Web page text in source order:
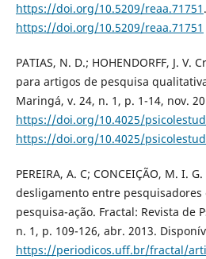
https://doi.org/10.5209/reaa.71751
https://doi.org/10.5209/reaa.71751
PATIAS, N. D.; HOHENDORFF, J.
para artigos de pesquisa
Maringá, v. 24, n. 1, p. 1-14, nov.
https://doi.org/10.4025/
https://doi.org/10.4025/
PEREIRA, A. C; CONCEIÇÃO, M. I.
desligamento entre
pesquisa-ação. Fractal: Revista de
n. 1, p. 109-126, abr. 2013.
https://periodicos.uff.br/fractal/